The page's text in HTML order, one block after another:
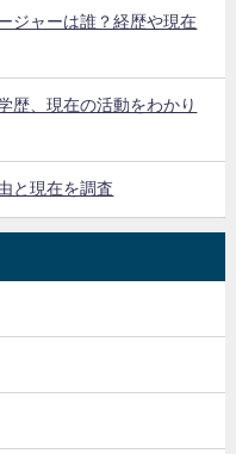
ジャーは誰？経歴や現在
歴、現在の活動をわかり
と現在を調査